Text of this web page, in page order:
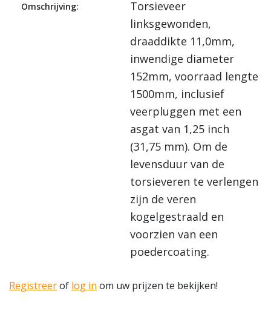
Omschrijving:
Torsieveer
linksgewonden,
draaddikte 11,0mm,
inwendige diameter
152mm, voorraad lengte
1500mm, inclusief
veerpluggen met een
asgat van 1,25 inch
(31,75 mm). Om de
levensduur van de
torsieveren te verlengen
zijn de veren
kogelgestraald en
voorzien van een
poedercoating.
Registreerof log in om uw prijzen te bekijken!